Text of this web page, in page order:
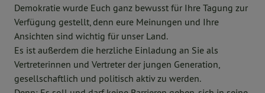
Demokratie wurde Euch ganz bewusst für Ihre Tagung zur
Verfügung gestellt, denn eure Meinungen und Ihre
Ansichten sind wichtig für unser Land.
Es ist außerdem die herzliche Einladung an Sie als
Vertreterinnen und Vertreter der jungen Generation,
gesellschaftlich und politisch aktiv zu werden.